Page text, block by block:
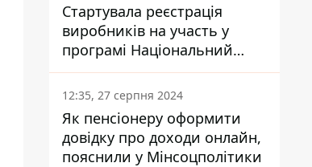
Стартувала реєстрація
виробників на участь у
програмі Національний
кешбек: як це зробити
через портал Дія
12:35, 27 серпня 2024
Як пенсіонеру оформити
довідку про доходи онлайн,
пояснили у Мінсоцполітики